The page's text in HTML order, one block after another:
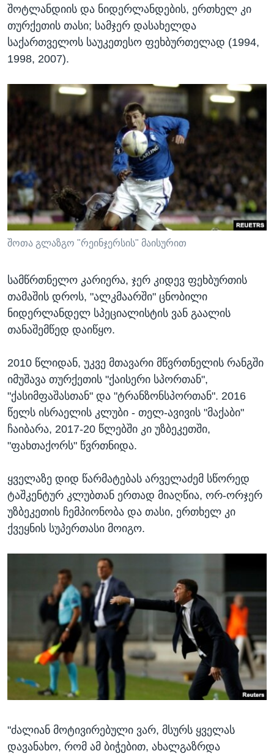
შოტლანდიის და ნიდერლანდების, ერთხელ კი
თურქეთის თასი; სამჯერ დასახელდა
საქართველოს საუკეთესო ფეხბურთელად (1994,
1998, 2007).
შოთა გლაზგო "რეინჯერსის" მაისურით
სამწრთნელო კარიერა, ჯერ კიდევ ფეხბურთის
თამაშის დროს, "ალკმაარში" ცნობილი
ნიდერლანდელ სპეციალისტის ვან გაალის
თანაშემწედ დაიწყო.
2010 წლიდან, უკვე მთავარი მწვრთნელის რანგში
იმუშავა თურქეთის "ქაისერი სპორთან",
"ქასიმფაშასთან" და "ტრანზონსპორთან". 2016
წელს ისრაელის კლუბი - თელ-ავივის "მაქაბი"
ჩაიბარა, 2017-20 წლებში კი უზბეკეთში,
"ფახთაქორს" წვრთნიდა.
ყველაზე დიდ წარმატებას არველაძემ სწორედ
ტაშკენტურ კლუბთან ერთად მიაღწია, ორ-ორჯერ
უზბეკეთის ჩემპიონობა და თასი, ერთხელ კი
ქვეყნის სუპერთასი მოიგო.
"ძალიან მოტივირებული ვარ, მსურს ყველას
დავანახო, რომ ამ ბიჭებით, ახალგაზრდა